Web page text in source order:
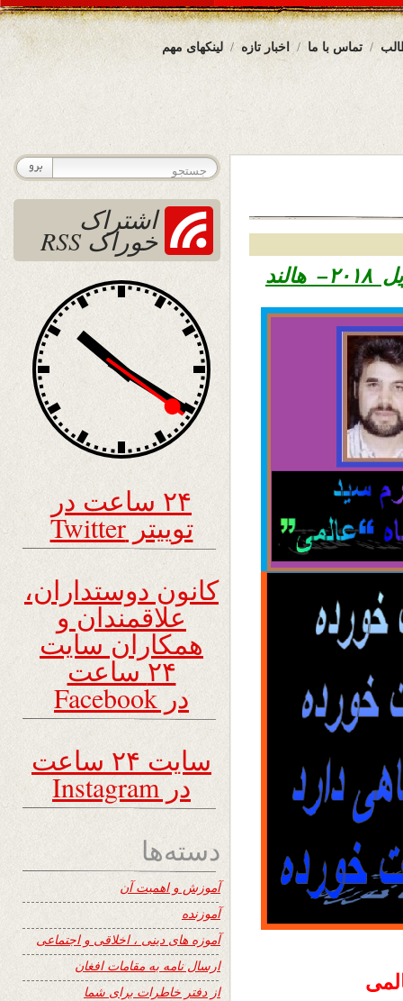
لینکهای مهم اخبار تازه تماس با ما
اشتراک
خوراک RSS
۲۴ ساعت در
توییتر Twitter
کانون دوستداران،
علاقمندان و
همکاران سایت
۲۴ ساعت
در Facebook
سایت ۲۴ ساعت
در Instagram
دسته‌ها
آموزش و اهمیت آن
آموزنده
آموزه های دینی ، اخلاقی و اجتماعی
ارسال نامه به مقامات افغان
از دفتر خاطرات برای شما